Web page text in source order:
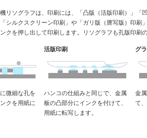
リソグラフは、印刷には、「凸版（活版印刷）」
シルクスクリーン印刷」や「ガリ版（謄写版）印刷
クを押し出して印刷します。リソグラフも孔版印刷
微細な孔を
クを用紙に
活版印刷
ハンコの仕組みと同じで、金属
板の凸部分にインクを付けて、
用紙に転写します。
グ
金
て